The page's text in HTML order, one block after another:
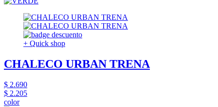
+ Quick shop
CHALECO URBAN TRENA
$ 2.690
$ 2.205
color